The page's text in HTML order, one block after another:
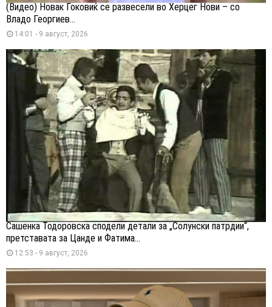
(Видео) Новак Ѓоковиќ се развесели во Херцег Нови – со
Владо Георгиев...
14:01 - 9 август, 2026
Сашенка Тодоровска сподели детали за „Солунски патрдии“,
претставата за Цанде и Фатима...
12:53 - 9 август, 2026